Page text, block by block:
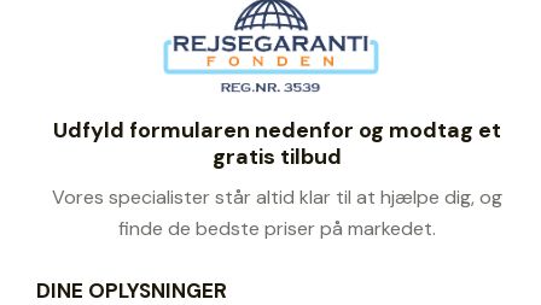
Udfyld formularen nedenfor og modtag et
gratis tilbud
Vores specialister står altid klar til at hjælpe dig, og
finde de bedste priser på markedet.
DINE OPLYSNINGER